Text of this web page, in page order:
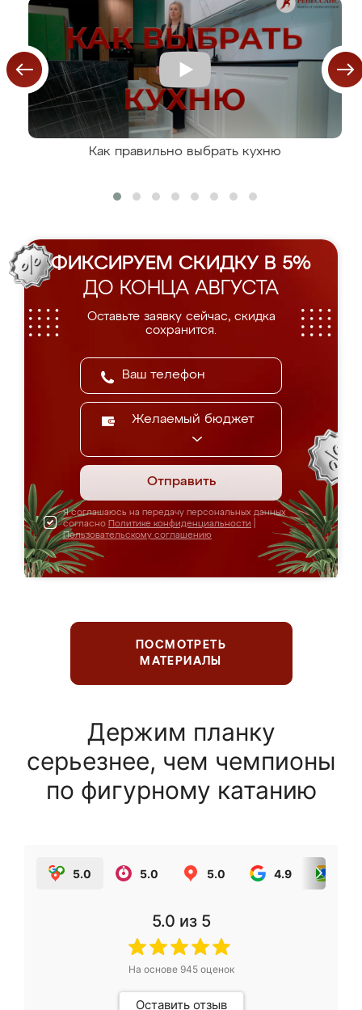
Как правильно выбрать кухню
ФИКСИРУЕМ СКИДКУ В 5%
ДО КОНЦА АВГУСТА
Оставьте заявку сейчас, скидка
сохранится.
Желаемый бюджет
Отправить
Я соглашаюсь на передачу персональных данных
согласно Политике конфиденциальности
Пользовательскому соглашению
ПОСМОТРЕТЬ
МАТЕРИАЛЫ
Держим планку
серьезнее, чем чемпионы
по фигурному катанию
5.0 5.0 5.0 4.9
5.0 из 5
На основе 945оценок
Оставить отзыв